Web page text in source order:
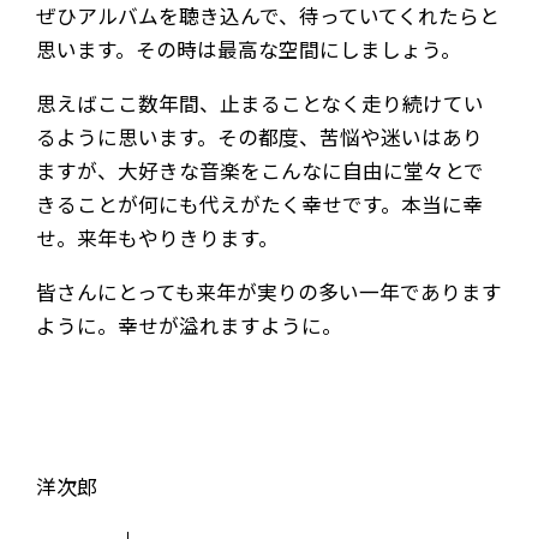
ぜひアルバムを聴き込んで、待っていてくれたらと
思います。その時は最高な空間にしましょう。
思えばここ数年間、止まることなく走り続けてい
るように思います。その都度、苦悩や迷いはあり
ますが、大好きな音楽をこんなに自由に堂々とで
きることが何にも代えがたく幸せです。本当に幸
せ。来年もやりきります。
皆さんにとっても来年が実りの多い一年であります
ように。幸せが溢れますように。
洋次郎